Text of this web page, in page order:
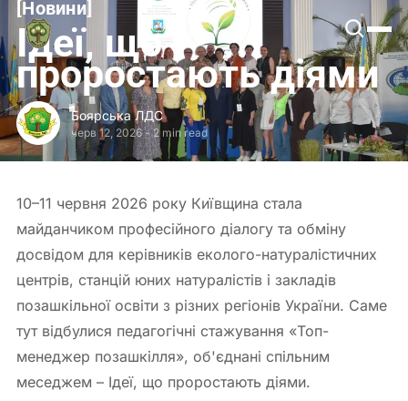
Новини
Ідеї, що
проростають діями
Боярська ЛДС
черв 12, 2026-2 min read
10–11 червня 2026 року Київщина стала
майданчиком професійного діалогу та обміну
досвідом для керівників еколого-натуралістичних
центрів, станцій юних натуралістів і закладів
позашкільної освіти з різних регіонів України. Саме
тут відбулися педагогічні стажування «Топ-
менеджер позашкілля», об'єднані спільним
меседжем – Ідеї, що проростають діями.